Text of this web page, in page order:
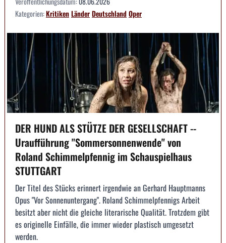
Kategorien:KritikenLänderDeutschlandOper
DER HUND ALS STÜTZE DER GESELLSCHAFT --
Uraufführung "Sommersonnenwende" von
Roland Schimmelpfennig im Schauspielhaus
STUTTGART
Der Titel des Stücks erinnert irgendwie an Gerhard Hauptmanns
Opus "Vor Sonnenuntergang". Roland Schimmelpfennigs Arbeit
besitzt aber nicht die gleiche literarische Qualität. Trotzdem gibt
es originelle Einfälle, die immer wieder plastisch umgesetzt
werden.